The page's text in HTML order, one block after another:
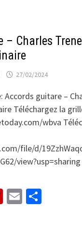
– Charles
27/02/2024
Accords guitare –
Téléchargez la
wbva
file/d/
Flipboard
Email